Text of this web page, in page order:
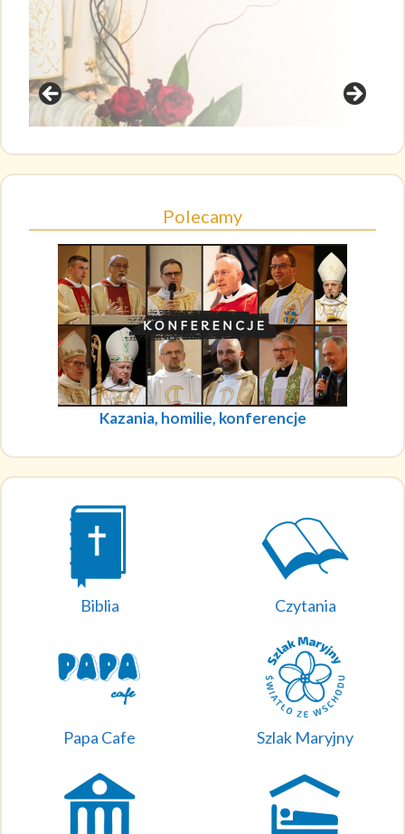
Polecamy
Kazania, homilie, konferencje
Biblia Czytania
Papa Cafe Szlak Maryjny